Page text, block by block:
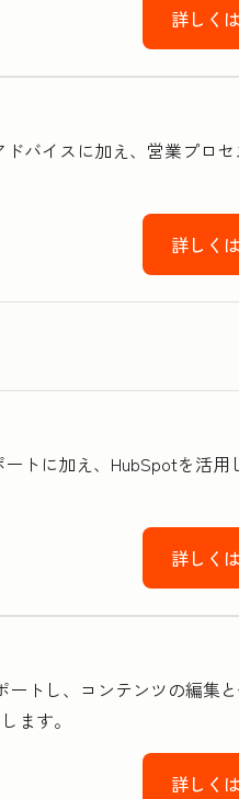
詳しく
バイスに加え、営業プロ
詳しく
トに加え、HubSpotを活
詳しく
トし、コンテンツの編集
ます。
詳しく